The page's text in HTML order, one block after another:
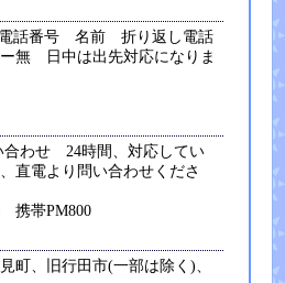
話番号 名前 折り返し電話
無 日中は出先対応になりま
合わせ 24時間、対応してい
直電より問い合わせくださ
携帯PM800
町、旧行田市(一部は除く)、